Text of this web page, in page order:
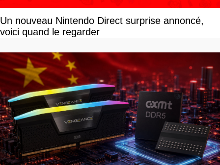
Un nouveau Nintendo Direct surprise annoncé,
voici quand le regarder